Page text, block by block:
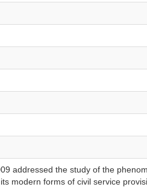
addressed the study of the
modern forms of civil service